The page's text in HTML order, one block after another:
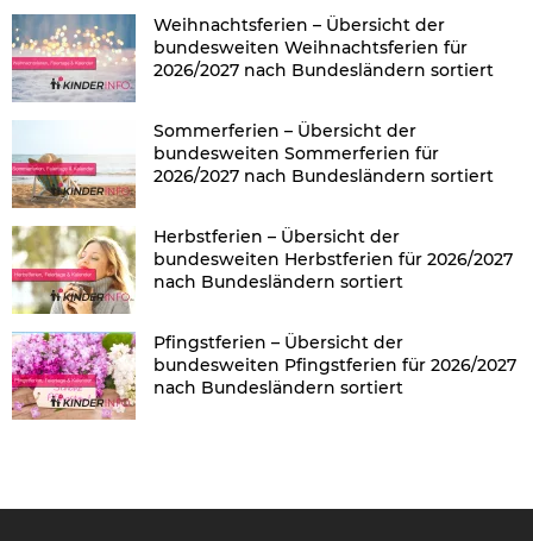
Weihnachtsferien – Übersicht der
bundesweiten Weihnachtsferien für
2026/2027 nach Bundesländern sortiert
Sommerferien – Übersicht der
bundesweiten Sommerferien für
2026/2027 nach Bundesländern sortiert
Herbstferien – Übersicht der
bundesweiten Herbstferien für 2026/2027
nach Bundesländern sortiert
Pfingstferien – Übersicht der
bundesweiten Pfingstferien für 2026/2027
nach Bundesländern sortiert